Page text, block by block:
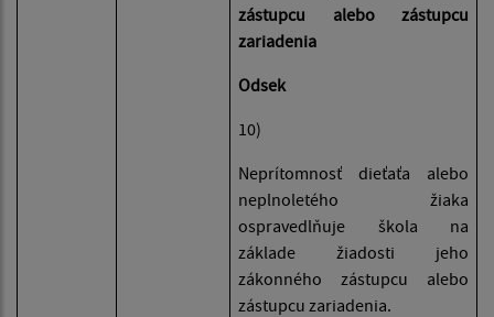
zástupcu alebo zástupcu
zariadenia
Odsek
10)
Neprítomnosť dieťaťa alebo
neplnoletého žiaka
ospravedlňuje škola na
základe žiadosti jeho
zákonného zástupcu alebo
zástupcu zariadenia.